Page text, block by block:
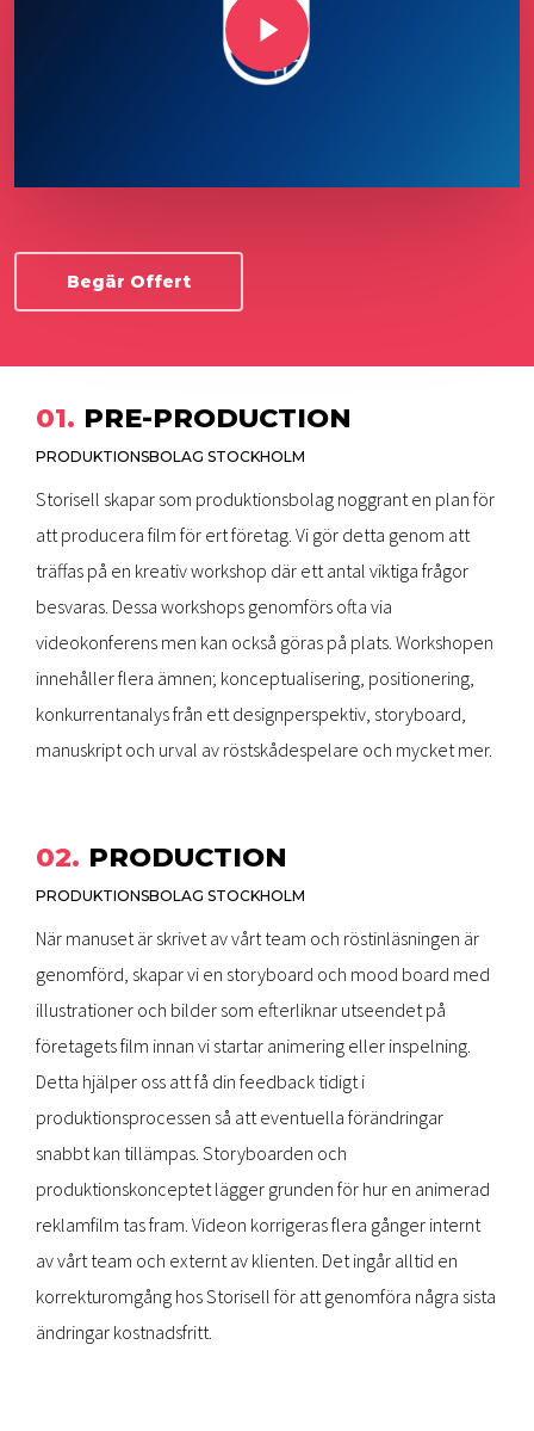
Begär Offert
01. PRE-PRODUCTION
PRODUKTIONSBOLAG STOCKHOLM
Storisell skapar som produktionsbolag noggrant en plan för
att producera film för ert företag. Vi gör detta genom att
träffas på en kreativ workshop där ett antal viktiga frågor
besvaras. Dessa workshops genomförs ofta via
videokonferens men kan också göras på plats. Workshopen
innehåller flera ämnen; konceptualisering, positionering,
konkurrentanalys från ett designperspektiv, storyboard,
manuskript och urval av röstskådespelare och mycket mer.
02. PRODUCTION
PRODUKTIONSBOLAG STOCKHOLM
När manuset är skrivet av vårt team och röstinläsningen är
genomförd, skapar vi en storyboard och mood board med
illustrationer och bilder som efterliknar utseendet på
företagets film innan vi startar animering eller inspelning.
Detta hjälper oss att få din feedback tidigt i
produktionsprocessen så att eventuella förändringar
snabbt kan tillämpas. Storyboarden och
produktionskonceptet lägger grunden för hur en animerad
reklamfilm tas fram. Videon korrigeras flera gånger internt
av vårt team och externt av klienten. Det ingår alltid en
korrekturomgång hos Storisell för att genomföra några sista
ändringar kostnadsfritt.